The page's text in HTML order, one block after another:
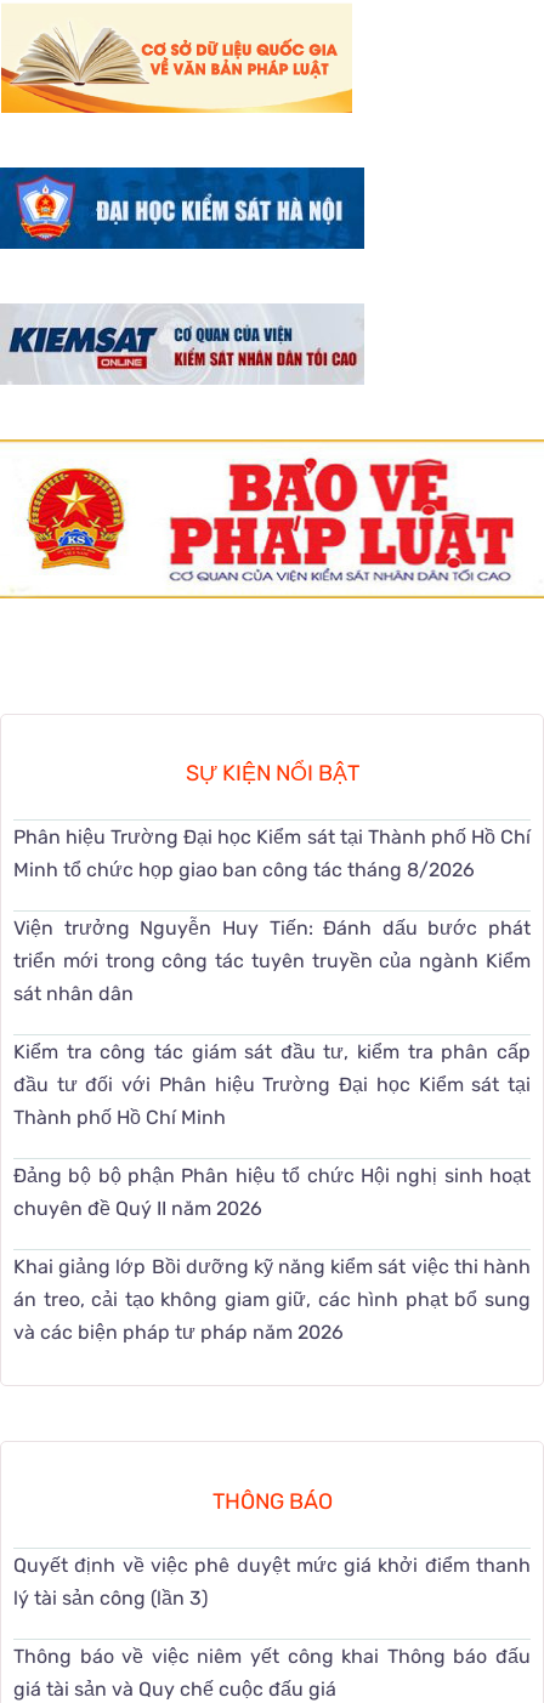
SỰ KIỆN NỔI BẬT
Phân hiệu Trường Đại học Kiểm sát tại Thành phố Hồ Chí
Minh tổ chức họp giao ban công tác tháng 8/2026
Viện trưởng Nguyễn Huy Tiến: Đánh dấu bước phát
triển mới trong công tác tuyên truyền của ngành Kiểm
sát nhân dân
Kiểm tra công tác giám sát đầu tư, kiểm tra phân cấp
đầu tư đối với Phân hiệu Trường Đại học Kiểm sát tại
Thành phố Hồ Chí Minh
Đảng bộ bộ phận Phân hiệu tổ chức Hội nghị sinh hoạt
chuyên đề Quý II năm 2026
Khai giảng lớp Bồi dưỡng kỹ năng kiểm sát việc thi hành
án treo, cải tạo không giam giữ, các hình phạt bổ sung
và các biện pháp tư pháp năm 2026
THÔNG BÁO
Quyết định về việc phê duyệt mức giá khởi điểm thanh
lý tài sản công (lần 3)
Thông báo về việc niêm yết công khai Thông báo đấu
giá tài sản và Quy chế cuộc đấu giá